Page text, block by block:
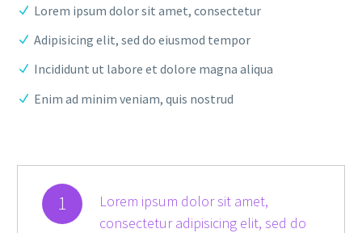
Lorem ipsum dolor sit amet, consectetur
Adipisicing elit, sed do eiusmod tempor
Incididunt ut labore et dolore magna aliqua
Enim ad minim veniam, quis nostrud
1
Lorem ipsum dolor sit amet,
consectetur adipisicing elit, sed do